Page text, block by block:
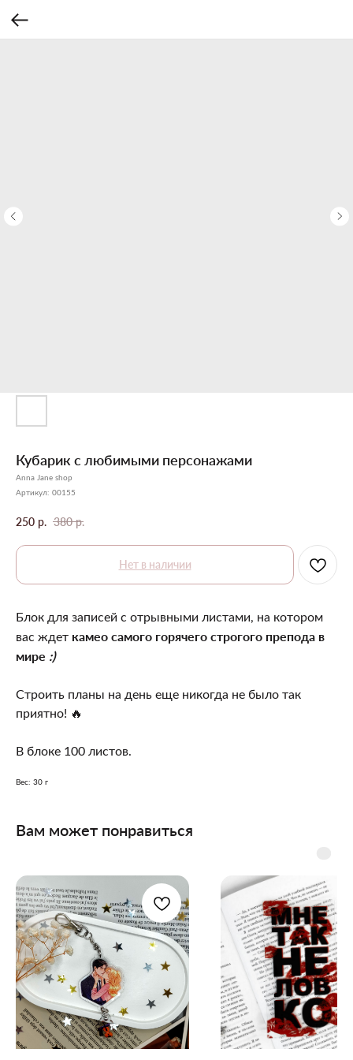
Кубарик с любимыми персонажами
Anna Jane shop
Артикул: 00155
250 р. 380 р.
Нет в наличии
Блок для записей с отрывными листами, на котором
вас ждет камео самого горячего строгого препода в
мире :)
Строить планы на день еще никогда не было так
приятно! 🔥
В блоке 100 листов.
Вес: 30 г
Вам может понравиться